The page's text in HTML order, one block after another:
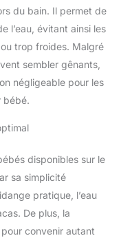
du bain. Il permet de
l’eau, évitant ainsi les
trop froides. Malgré
sembler gênants,
négligeable pour les
bébé.
disponibles sur le
sa simplicité
pratique, l’eau
De plus, la
convenir autant